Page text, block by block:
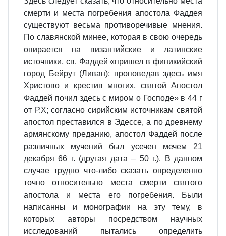
смерти и места погребения апостола Фаддея
существуют весьма противоречивые мнения.
По славянской минее, которая в свою очередь
опирается на византийские и латинские
источники, св. Фаддей «пришел в финикийский
город Бейрут (Ливан); проповедав здесь имя
Христово и крестив многих, святой Апостол
Фаддей почил здесь с миром о Господе» в 44 г
от Р.Х; согласно сирийским источникам святой
апостол преставился в Эдессе, а по древнему
армянскому преданию, апостол Фаддей после
различных мучений был усечен мечем 21
декабря 66 г. (другая дата – 50 г.). В данном
случае трудно что-либо сказать определенно
точно относительно места смерти святого
апостола и места его погребения. Были
написанны и монографии на эту тему, в
которых авторы посредством научных
исследований пытались определить